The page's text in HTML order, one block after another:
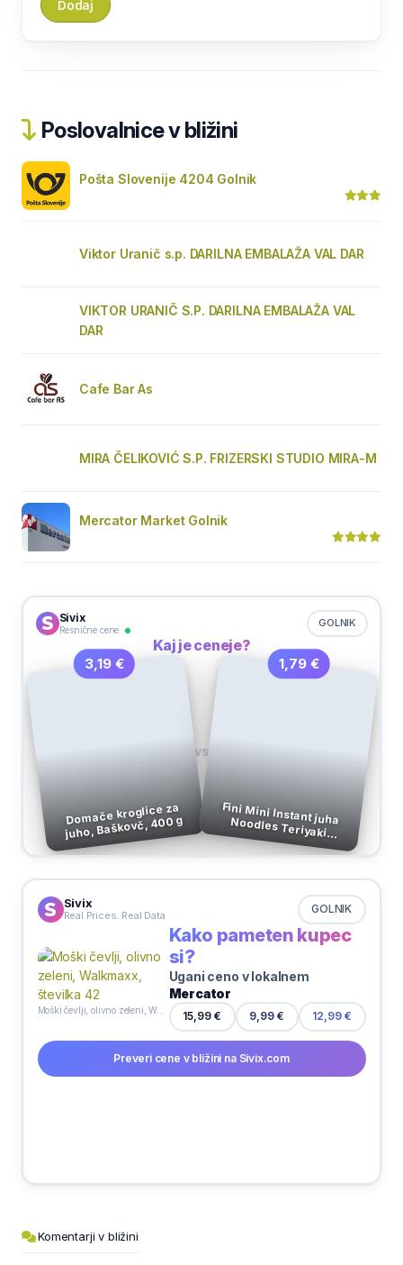
Poslovalnice v bližini
Pošta Slovenije 4204 Golnik
Viktor Uranič s.p. DARILNA EMBALAŽA VAL DAR
VIKTOR URANIČ S.P. DARILNA EMBALAŽA VAL
DAR
Cafe Bar As
MIRA ČELIKOVIĆ S.P. FRIZERSKI STUDIO MIRA-M
Mercator Market Golnik
Sivix
Resnične cene
GOLNIK
Kaj je ceneje?
3,19 €
Domače kroglice za
juho, Baškovč, 400 g
VS
1,79 €
Fini Mini Instant juha Noodles Teriyaki
Piščanec, 65 g
Sivix
Real Prices. Real Data GOLNIK
Moški čevlji, olivno zeleni, Walkmaxx, številka 42
Kako pameten kupec
si?
Ugani ceno v lokalnem
Mercator
15,99 € 9,99 € 12,99 €
Preveri cene v bližini na Sivix.com
Komentarji v bližini